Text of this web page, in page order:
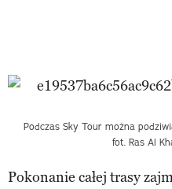
Podczas Sky Tour można
fot. Ras Al
Pokonanie całej trasy